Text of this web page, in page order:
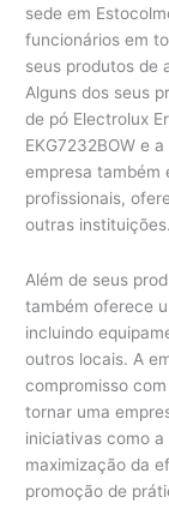
sede em
funcionários em
seus produtos de
Alguns dos seus
de pó Electrolux
EKG7232BOW e
empresa também
profissionais,
outras instituições.
Além de seus
também oferece
incluindo
outros locais. A
compromisso
tornar uma
iniciativas como
maximização da
promoção de